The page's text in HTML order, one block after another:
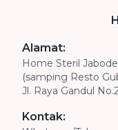
Alamat:
Home Steril
(samping Resto
Jl. Raya Gandul
Kontak: